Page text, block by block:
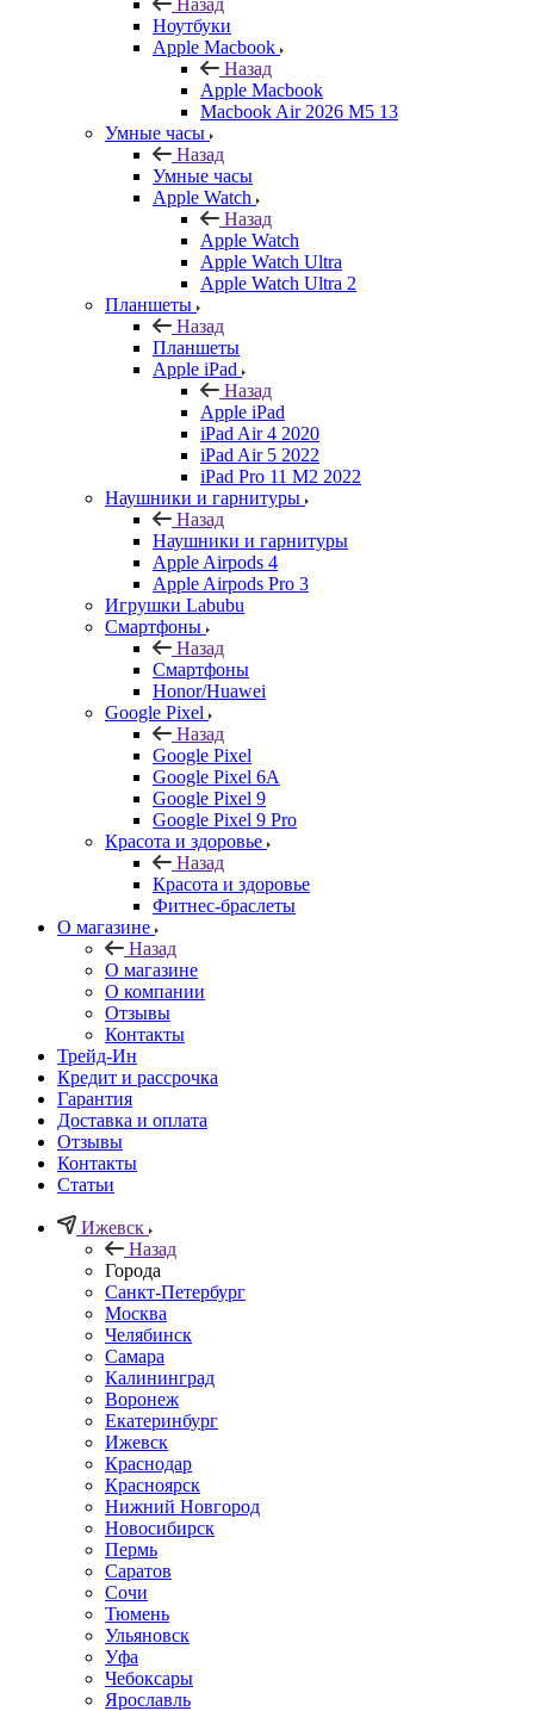
Назад
Ноутбуки
Apple Macbook
Назад
Apple Macbook
Macbook Air 2026 M5 13
Умные часы
Назад
Умные часы
Apple Watch
Назад
Apple Watch
Apple Watch Ultra
Apple Watch Ultra 2
Планшеты
Назад
Планшеты
Apple iPad
Назад
Apple iPad
iPad Air 4 2020
iPad Air 5 2022
iPad Pro 11 M2 2022
Наушники и гарнитуры
Назад
Наушники и гарнитуры
Apple Airpods 4
Apple Airpods Pro 3
Игрушки Labubu
Смартфоны
Назад
Смартфоны
Honor/Huawei
Google Pixel
Назад
Google Pixel
Google Pixel 6A
Google Pixel 9
Google Pixel 9 Pro
Красота и здоровье
Назад
Красота и здоровье
Фитнес-браслеты
О магазине
Назад
О магазине
О компании
Отзывы
Контакты
Трейд-Ин
Кредит и рассрочка
Гарантия
Доставка и оплата
Отзывы
Контакты
Статьи
Ижевск
Назад
Города
Санкт-Петербург
Москва
Челябинск
Самара
Калининград
Воронеж
Екатеринбург
Ижевск
Краснодар
Красноярск
Нижний Новгород
Новосибирск
Пермь
Саратов
Сочи
Тюмень
Ульяновск
Уфа
Чебоксары
Ярославль